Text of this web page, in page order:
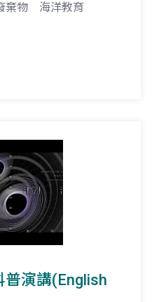
棄物 海洋教育
普演講(English